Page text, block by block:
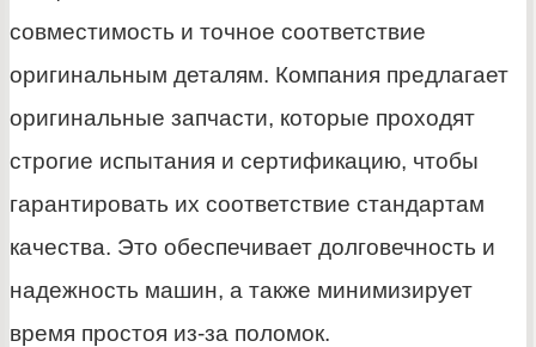
совместимость и точное соответствие
оригинальным деталям. Компания предлагает
оригинальные запчасти, которые проходят
строгие испытания и сертификацию, чтобы
гарантировать их соответствие стандартам
качества. Это обеспечивает долговечность и
надежность машин, а также минимизирует
время простоя из-за поломок.